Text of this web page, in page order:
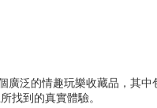
泛的情趣玩樂收藏品，其中
找到的真實體驗。